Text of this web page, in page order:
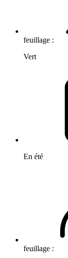
feuillage :
Vert
En été
feuillage :